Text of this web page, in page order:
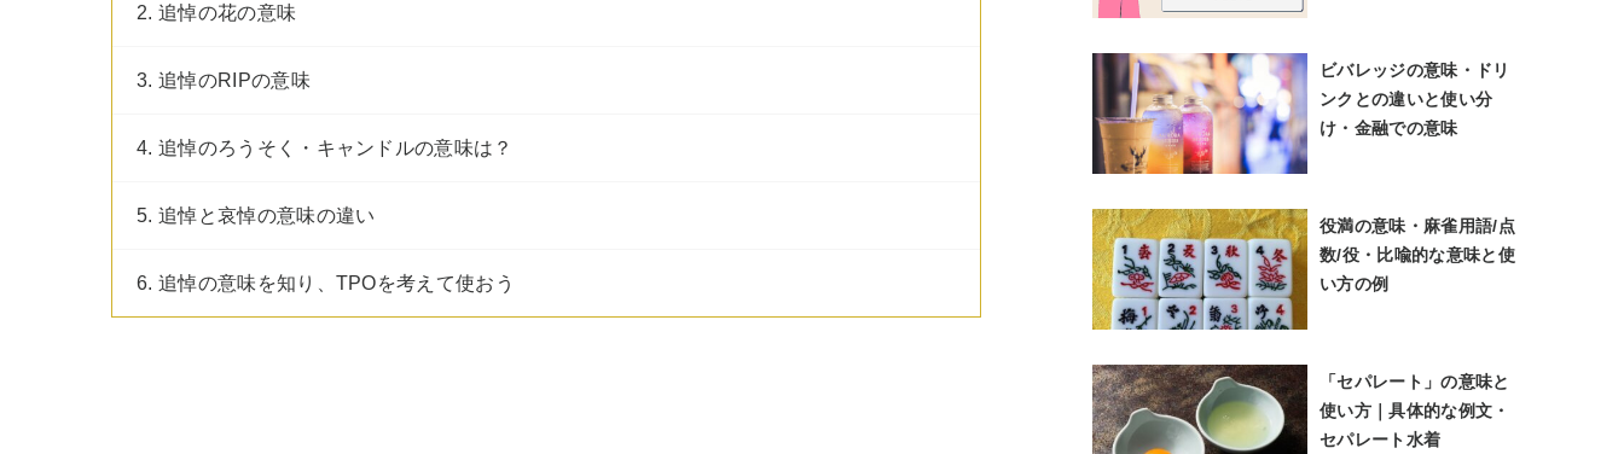
2. 追悼の花の意味
3. 追悼のRIPの意味
4. 追悼のろうそく・キャンドルの意味は？
5. 追悼と哀悼の意味の違い
6. 追悼の意味を知り、TPOを考えて使おう
ビバレッジの意味・ドリ
ンクとの違いと使い分
け・金融での意味
役満の意味・麻雀用語/点
数/役・比喩的な意味と使
い方の例
「セパレート」の意味と
使い方｜具体的な例文・
セパレート水着